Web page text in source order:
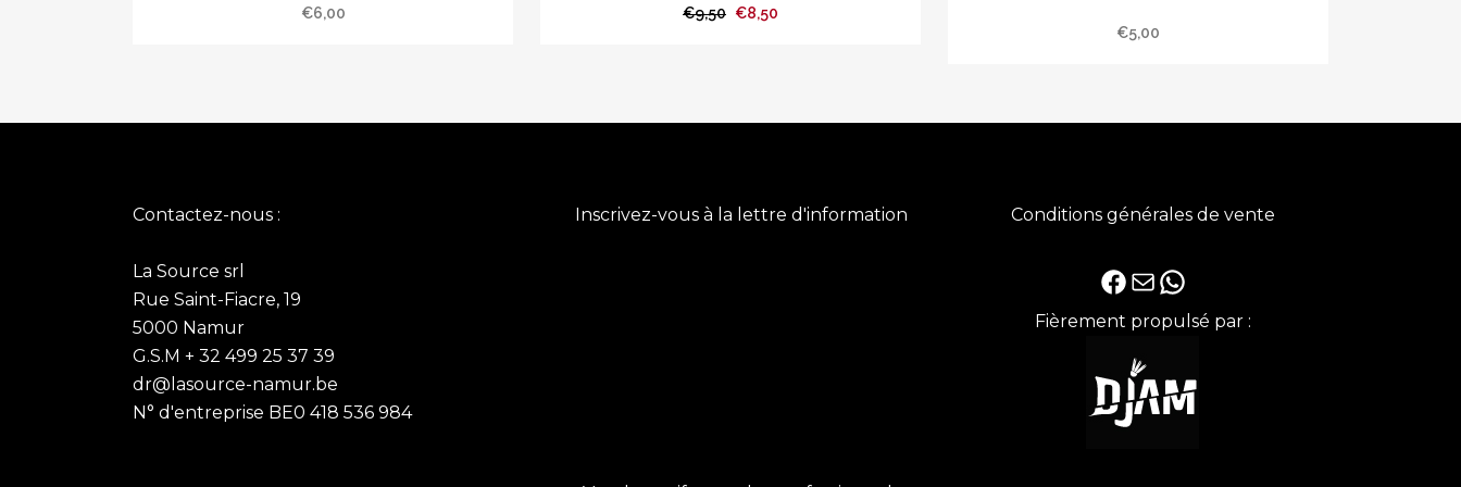
€6,00 €9,50 Le
€9,50.
€8,50
€8,50.
€5,00
Contactez-nous :
La Source srl
Rue Saint-Fiacre, 19
5000 Namur
G.S.M + 32 499 25 37 39
dr@lasource-namur.be
N° d'entreprise BE0 418 536 984
Inscrivez-vous à la lettre d'information Conditions générales de vente
Facebook
E-mailWhatsApp
Fièrement propulsé par :